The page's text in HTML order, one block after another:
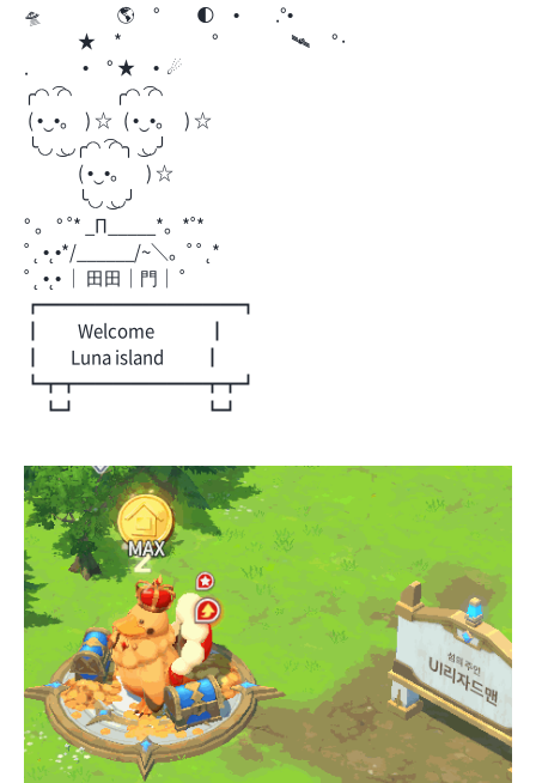
🛸 🌎 ° 🌓 • .°•
★ * ° 🛰 °·
. • ° ★ • ☄
╭◜◝ ͡ ◜◝ ╭◜◝ ͡ ◜◝
( •‿•。 ) ☆ ( •‿•。 ) ☆
╰◟◞ ͜ ◟◞╭◜◝ ͡ ◜◝╮ ͜ ◟◞╯
( •‿•。 ) ☆
╰◟◞ ͜ ◟◞╯
° 。 ° ˚* _Π_____*。*˚*
˚ ˛ •˛•*/______/~＼。˚ ˚ ˛*
˚ ˛ •˛• ｜ 田田｜門｜ ˚
┏━━━━━━━━━━━┓
┃ Welcome ┃
┃ Luna island ┃
┗┳┳━━━━━━━┳┳┛
┗┛ ┗┛